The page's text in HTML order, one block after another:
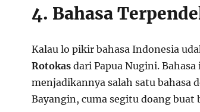
4. Bahasa
Kalau lo pikir bahasa Indonesia
Rotokasdari Papua Nugini. Bahasa
menjadikannya salah satu bahasa
Bayangin, cuma segitu doang